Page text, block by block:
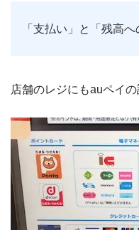
「支払い」と「残高
店舗のレジにもauペイの